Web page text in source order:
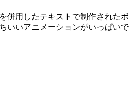
併用したテキストで制作されたボ
いいアニメーションがいっぱいで